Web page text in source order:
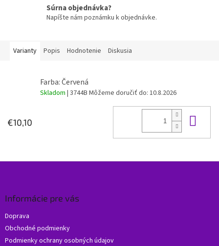
Súrna objednávka?
Napíšte nám poznámku k objednávke.
Varianty Popis Hodnotenie Diskusia
Farba: Červená
Skladom | 3744B Môžeme doručiť do: 10.8.2026
€10,10
Informácie pre vás
Doprava
Obchodné podmienky
Podmienky ochrany osobných údajov